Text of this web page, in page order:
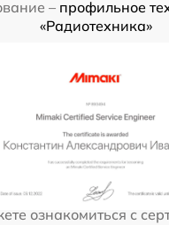
– профильное
«Радиотехника»
ознакомиться с